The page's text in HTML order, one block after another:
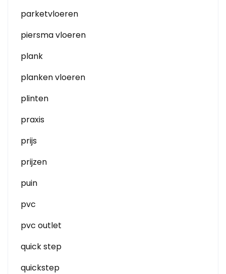
parketvloeren
piersma vloeren
plank
planken vloeren
plinten
praxis
prijs
prijzen
puin
pvc
pvc outlet
quick step
quickstep